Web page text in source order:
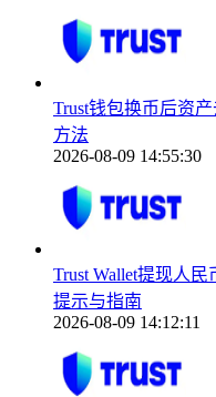
Trust钱包换币后资
方法
2026-08-09 14:55:30
Trust Wallet提现人
提示与指南
2026-08-09 14:12:11